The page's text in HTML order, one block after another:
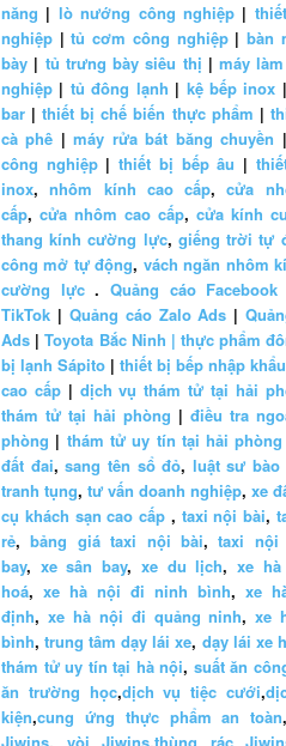
năng | lò nướng công nghiệp |
nghiệp |tủ cơm công nghiệp|bàn
bày | tủ trưng bày siêu thị | máy
nghiệp | tủ đông lạnh | kệ bếp inox
bar |thiết bị chế biến thực phẩm |
cà phê |máy rửa bát băng chuyền
công nghiệp|thiết bị bếp âu |
inox,nhôm kính cao cấp,cửa
cấp, cửa nhôm cao cấp, cửa kính
thang kính cường lực, giếng trời tự
công mở tự động, vách ngăn nhôm
cường lực. Quảng cáo Facebook
TikTok | Quảng cáo Zalo Ads |
Ads |Toyota Bắc Ninh | thực phẩm
bị lạnh Sápito | thiết bị bếp nhập khẩu
cao cấp| dịch vụ thám tử tại hải
thám tử tại hải phòng | điều tra
phòng | thám tử uy tín tại hải phòng
đất đai,sang tên sổ đỏ, luật sư bào
tranh tụng, tư vấn doanh nghiệp, xe
cụ khách sạn cao cấp , taxi nội bài,
rẻ,bảng giá taxi nội bài,taxi nội
bay, xe sân bay, xe du lịch,xe
hoá, xe hà nội đi ninh bình, xe
định, xe hà nội đi quảng ninh,xe
bình,trung tâm dạy lái xe, dạy lái xe
thám tử uy tín tại hà nội, suất ăn
ăn trường học,dịch vụ tiệc cưới,
kiện,cung ứng thực phẩm an toàn,